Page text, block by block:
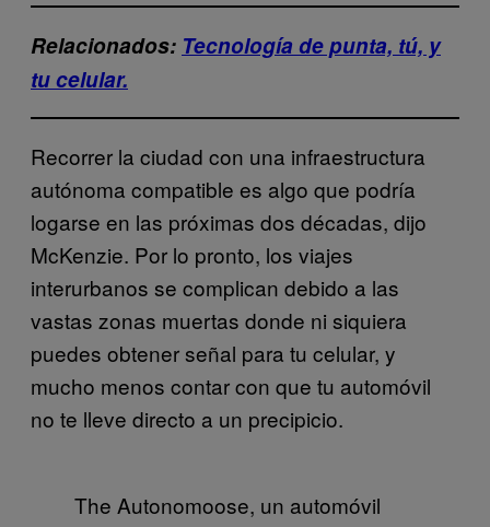
Relacionados: Tecnología de punta, tú, y
tu celular.
Recorrer la ciudad con una infraestructura
autónoma compatible es algo que podría
logarse en las próximas dos décadas, dijo
McKenzie. Por lo pronto, los viajes
interurbanos se complican debido a las
vastas zonas muertas donde ni siquiera
puedes obtener señal para tu celular, y
mucho menos contar con que tu automóvil
no te lleve directo a un precipicio.
The Autonomoose, un automóvil